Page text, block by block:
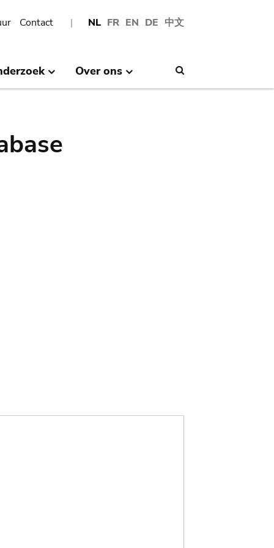
NL FR EN DE 中文
Contact
Over ons